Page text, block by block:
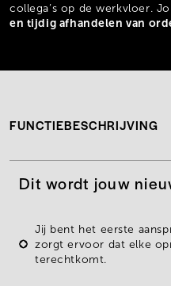
collega’s op de werkvloer.
en tijdig afhandelen van
FUNCTIEBESCHRIJVING
Dit wordt jouw
Jij bent het eerste
zorgt ervoor dat elke
terechtkomt.